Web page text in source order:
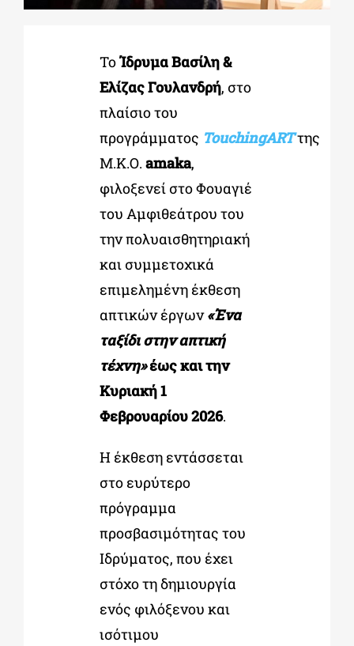
ΕΚΠΑΙΔΕΥΤΙΚΑ ΙΔΡΥΜΑΤΑ
ΤοΊδρυμα Βασίλη &
Ελίζας Γουλανδρή, στο
πλαίσιο του
προγράμματος TouchingARTτης
Μ.Κ.Ο. amaka,
φιλοξενεί στο Φουαγιέ
του Αμφιθεάτρου του
την πολυαισθητηριακή
και συμμετοχικά
επιμελημένη έκθεση
απτικών έργων«Ένα
ταξίδι στην απτική
τέχνη»έως και την
Κυριακή 1
Φεβρουαρίου 2026.
Η έκθεση εντάσσεται
στο ευρύτερο
πρόγραμμα
προσβασιμότητας του
Ιδρύματος, που έχει
στόχο τη δημιουργία
ενός φιλόξενου και
ισότιμου